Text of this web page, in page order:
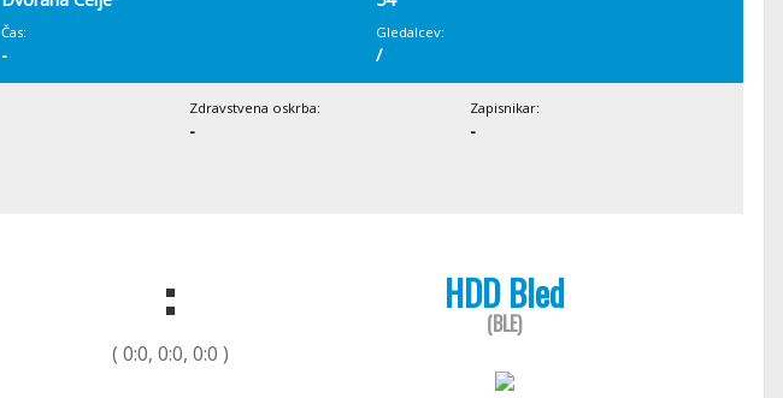
Čas:
-
Gledalcev:
/
Zdravstvena oskrba:
-
Zapisnikar:
-
:
( 0:0, 0:0, 0:0 )
HDD Bled
(BLE)